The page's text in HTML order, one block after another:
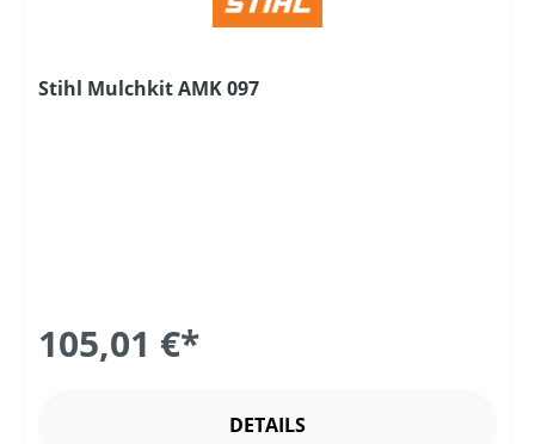
Stihl Mulchkit AMK 097
105,01 €*
DETAILS